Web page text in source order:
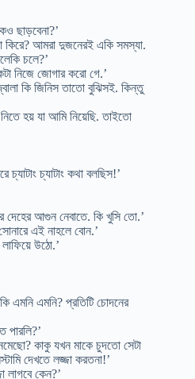
ছাড়বেনা?’
কিরে? আমরা দুজনেরই একি সমস্যা.
চলে?’
নিজে জোগার করো গে.’
কি জিনিস তাতো বুঝিসই. কিন্তু
হয় যা আমি নিয়েছি. তাইতো
চ্যাটাং চ্যাটাং কথা বলছিস!’
দেহের আগুন নেবাতে. কি খুসি তো.’
এই নাহলে বোন.’
উঠো.’
এমনি এমনি? প্রতিটি চোদনের
পারলি?’
কাকু যখন মাকে চুদতো সেটা
দেখতে লজ্জা করতনা!’
লাগবে কেন?’